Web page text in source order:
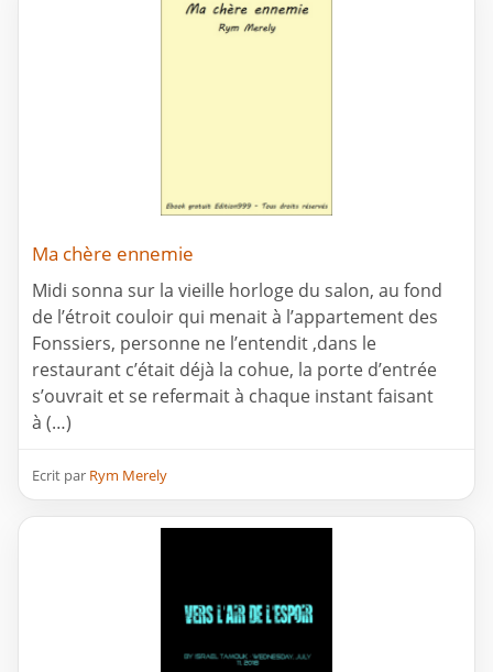
Ma chère ennemie
Midi sonna sur la vieille horloge du salon, au fond
de l’étroit couloir qui menait à l’appartement des
Fonssiers, personne ne l’entendit ,dans le
restaurant c’était déjà la cohue, la porte d’entrée
s’ouvrait et se refermait à chaque instant faisant
à (…)
Ecrit par Rym Merely